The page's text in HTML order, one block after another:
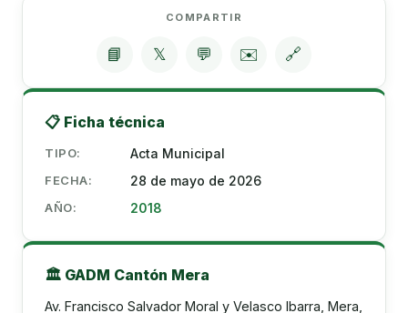
COMPARTIR
📘 𝕏 💬 ✉️ 🔗
📋 Ficha técnica
TIPO: Acta Municipal
FECHA: 28 de mayo de 2026
AÑO: 2018
🏛️ GADM Cantón Mera
Av. Francisco Salvador Moral y Velasco Ibarra, Mera,